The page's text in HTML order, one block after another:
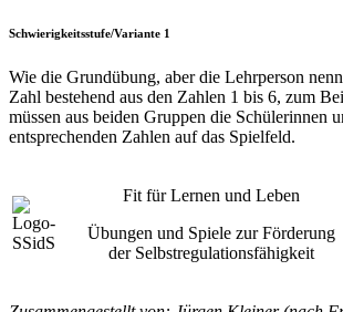
Schwierigkeitsstufe/Variante 1
Wie die Grundübung, aber die Lehrperson
Zahl bestehend aus den Zahlen 1 bis 6, zum
müssen aus beiden Gruppen die Schülerinnen
entsprechenden Zahlen auf das Spielfeld.
Fit für Lernen und Leben
Übungen und Spiele zur Förderung
der Selbstregulationsfähigkeit